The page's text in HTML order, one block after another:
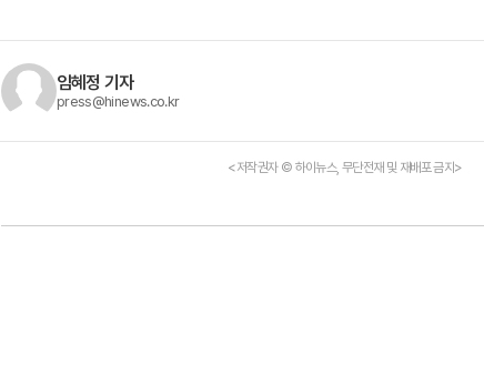
임혜정 기자
press@hinews.co.kr
<저작권자 © 하이뉴스, 무단전재 및 재배포 금지>